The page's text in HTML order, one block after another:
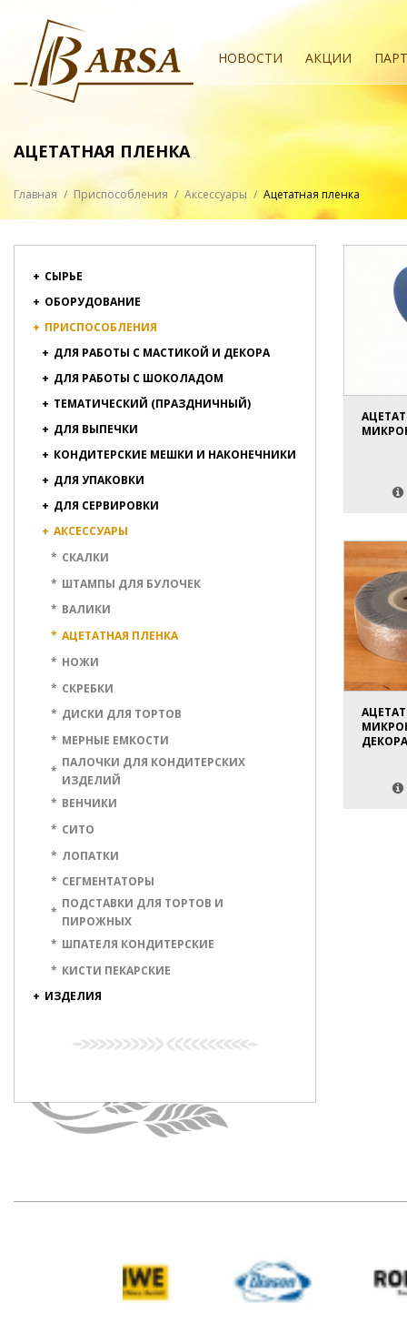
НОВОСТИ АКЦИИ
АЦЕТАТНАЯ ПЛЕНКА
Главная / Приспособления / Аксессуары / Ацетатная пленка
+ СЫРЬЕ
+ ОБОРУДОВАНИЕ
+ ПРИСПОСОБЛЕНИЯ
+ ДЛЯ РАБОТЫ С МАСТИКОЙ И ДЕКОРА
+ ДЛЯ РАБОТЫ С ШОКОЛАДОМ
+ ТЕМАТИЧЕСКИЙ (ПРАЗДНИЧНЫЙ)
+ ДЛЯ ВЫПЕЧКИ
+ КОНДИТЕРСКИЕ МЕШКИ И НАКОНЕЧНИКИ
+ ДЛЯ УПАКОВКИ
+ ДЛЯ СЕРВИРОВКИ
+ АКСЕССУАРЫ
* СКАЛКИ
* ШТАМПЫ ДЛЯ БУЛОЧЕК
* ВАЛИКИ
* АЦЕТАТНАЯ ПЛЕНКА
* НОЖИ
* СКРЕБКИ
* ДИСКИ ДЛЯ ТОРТОВ
* МЕРНЫЕ ЕМКОСТИ
*
ПАЛОЧКИ ДЛЯ КОНДИТЕРСКИХ
ИЗДЕЛИЙ
* ВЕНЧИКИ
* СИТО
* ЛОПАТКИ
* СЕГМЕНТАТОРЫ
*
ПОДСТАВКИ ДЛЯ ТОРТОВ И
ПИРОЖНЫХ
* ШПАТЕЛЯ КОНДИТЕРСКИЕ
* КИСТИ ПЕКАРСКИЕ
+ ИЗДЕЛИЯ